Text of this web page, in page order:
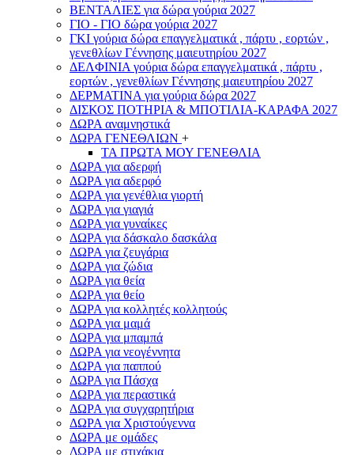
ΒΕΝΤΑΛΙΕΣ για δώρα γούρια 2027
ΓΙΟ - ΓΙΟ δώρα γούρια 2027
ΓΚΙ γούρια δώρα επαγγελματικά , πάρτυ , εορτών ,
γενεθλίων Γέννησης μαιευτηρίου 2027
ΔΕΛΦΙΝΙΑ γούρια δώρα επαγγελματικά , πάρτυ ,
εορτών , γενεθλίων Γέννησης μαιευτηρίου 2027
ΔΕΡΜΑΤΙΝΑ για γούρια δώρα 2027
ΔΙΣΚΟΣ ΠΟΤΗΡΙΑ & ΜΠΟΤΙΛΙΑ-ΚΑΡΑΦΑ 2027
ΔΩΡΑ αναμνηστικά
ΔΩΡΑ ΓΕΝΕΘΛΙΩΝ +
ΤΑ ΠΡΩΤΑ ΜΟΥ ΓΕΝΕΘΛΙΑ
ΔΩΡΑ για αδερφή
ΔΩΡΑ για αδερφό
ΔΩΡΑ για γενέθλια γιορτή
ΔΩΡΑ για γιαγιά
ΔΩΡΑ για γυναίκες
ΔΩΡΑ για δάσκαλο δασκάλα
ΔΩΡΑ για ζευγάρια
ΔΩΡΑ για ζώδια
ΔΩΡΑ για θεία
ΔΩΡΑ για θείο
ΔΩΡΑ για κολλητές κολλητούς
ΔΩΡΑ για μαμά
ΔΩΡΑ για μπαμπά
ΔΩΡΑ για νεογέννητα
ΔΩΡΑ για παππού
ΔΩΡΑ για Πάσχα
ΔΩΡΑ για περαστικά
ΔΩΡΑ για συγχαρητήρια
ΔΩΡΑ για Χριστούγεννα
ΔΩΡΑ με ομάδες
ΔΩΡΑ με στιχάκια